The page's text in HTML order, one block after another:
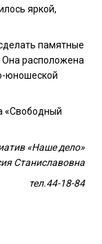
яркой,
памятные
расположена
юношеской
«Свободный
«Наше дело»
Станиславовна
тел.44-18-84